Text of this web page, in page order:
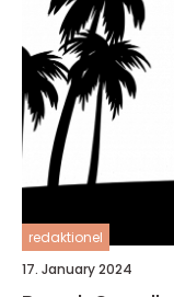
redaktionel
17. January 2024